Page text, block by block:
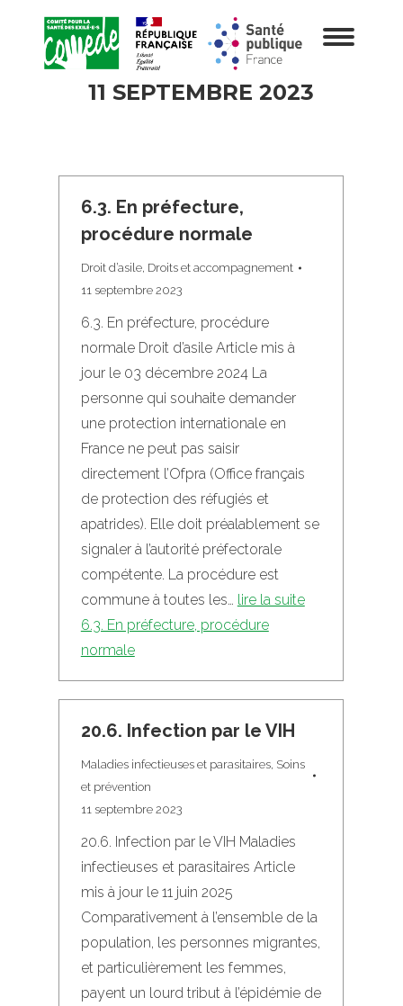
11 SEPTEMBRE 2023
6.3. En préfecture,
procédure normale
Droit d’asile, Droits et accompagnement
11 septembre 2023
6.3. En préfecture, procédure
normale Droit d’asile Article mis à
jour le 03 décembre 2024 La
personne qui souhaite demander
une protection internationale en
France ne peut pas saisir
directement l’Ofpra (Office français
de protection des réfugiés et
apatrides). Elle doit préalablement se
signaler à l’autorité préfectorale
compétente. La procédure est
commune à toutes les… lire la suite
6.3. En préfecture, procédure
normale
20.6. Infection par le VIH
Maladies infectieuses et parasitaires, Soins
et prévention
11 septembre 2023
20.6. Infection par le VIH Maladies
infectieuses et parasitaires Article
mis à jour le 11 juin 2025
Comparativement à l’ensemble de la
population, les personnes migrantes,
et particulièrement les femmes,
payent un lourd tribut à l’épidémie de